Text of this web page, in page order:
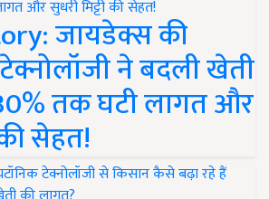
जायडेक्स की
ने बदली खेती
तक घटी लागत और
सेहत!